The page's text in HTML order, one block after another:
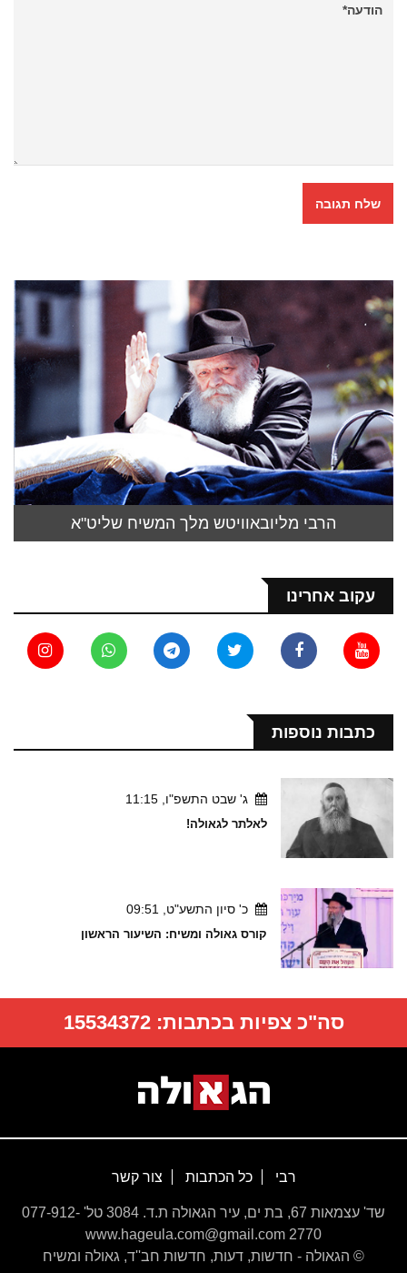
הרבי מליובאוויטש מלך המשיח שליט"א
עקוב אחרינו
כתבות נוספות
ג' שבט התשפ"ו, 11:15
לאלתר לגאולה!
כ' סיון התשע"ט, 09:51
קורס גאולה ומשיח: השיעור הראשון
סה"כ צפיות בכתבות:15534372
רבי כל הכתבות צור קשר
שד' עצמאות 67, בת ים, עיר הגאולה ת.ד. 3084 טל' 077-912-
2770 www.hageula.com@gmail.com
© הגאולה - חדשות, דעות, חדשות חב''ד, גאולה ומשיח